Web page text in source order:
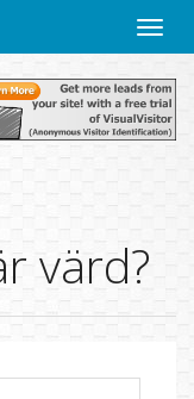
Toggle
värd?